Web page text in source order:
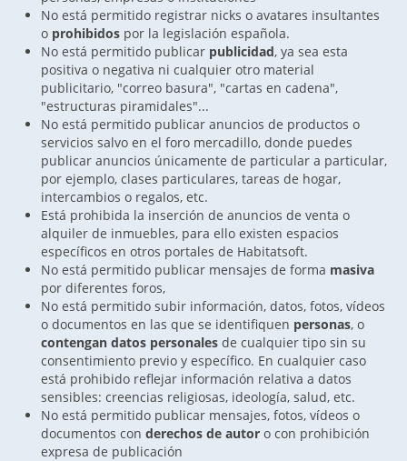
No está permitido registrar nicks o avatares insultantes
o prohibidos por la legislación española.
No está permitido publicar publicidad, ya sea esta
positiva o negativa ni cualquier otro material
publicitario, "correo basura", "cartas en cadena",
"estructuras piramidales"...
No está permitido publicar anuncios de productos o
servicios salvo en el foro mercadillo, donde puedes
publicar anuncios únicamente de particular a particular,
por ejemplo, clases particulares, tareas de hogar,
intercambios o regalos, etc.
Está prohibida la inserción de anuncios de venta o
alquiler de inmuebles, para ello existen espacios
específicos en otros portales de Habitatsoft.
No está permitido publicar mensajes de forma masiva
por diferentes foros,
No está permitido subir información, datos, fotos, vídeos
o documentos en las que se identifiquen personas, o
contengan datos personales de cualquier tipo sin su
consentimiento previo y específico. En cualquier caso
está prohibido reflejar información relativa a datos
sensibles: creencias religiosas, ideología, salud, etc.
No está permitido publicar mensajes, fotos, vídeos o
documentos con derechos de autor o con prohibición
expresa de publicación